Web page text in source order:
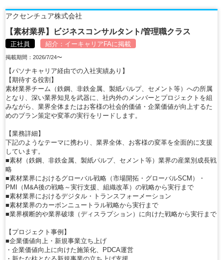
アクセンチュア株式会社
【素材業界】ビジネスコンサルタント/管理職クラス
正社員 紹介： イーキャリアFAに掲載
掲載期間：2026/7/24〜
【パソナキャリア経由での入社実績あり】
【期待する役割】
素材業界チーム（鉄鋼、非鉄金属、製紙パルプ、セメント等）への所属
となり、深い業界知見を武器に、社内外のメンバーとプロジェクトを組
みながら、業界全体またはお客様の社会的価値・企業価値が向上するた
めのプラン策定や変革の実行をリードします。
【業務詳細】
下記のようなテーマに携わり、業界全体、お客様の変革を全面的に支援
しています。
■素材（鉄鋼、非鉄金属、製紙パルプ、セメント等）業界の産業別成長戦
略
■素材業界におけるグローバル戦略（市場開拓・グローバルSCM）・
PMI（M&A後の戦略～実行支援、組織改革）の戦略から実行まで
■素材業界におけるデジタル・トランスフォーメーション
■素材業界のカーボンニュートラル戦略から実行まで
■業界横断的や業界破壊（ディスラプション）に向けた戦略から実行まで
【プロジェクト事例】
■企業価値向上・新規事業立ち上げ
・企業価値向上に向けた施策化、PDCA運営